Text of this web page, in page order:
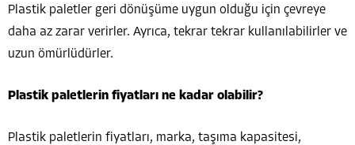
Plastik paletler geri dönüşüme uygun olduğu için çevreye
daha az zarar verirler. Ayrıca, tekrar tekrar kullanılabilirler ve
uzun ömürlüdürler.
Plastik paletlerin fiyatları ne kadar olabilir?
Plastik paletlerin fiyatları, marka, taşıma kapasitesi,